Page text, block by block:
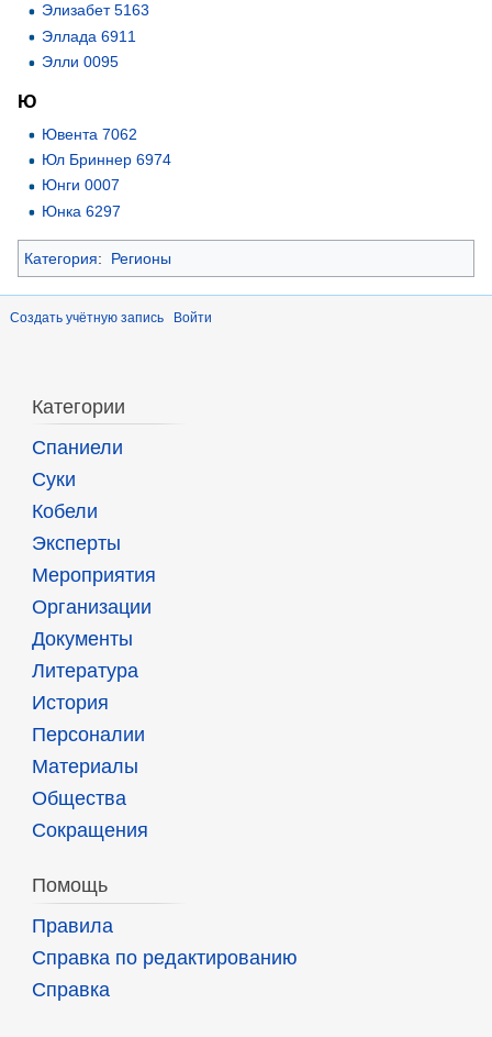
Элизабет 5163
Эллада 6911
Элли 0095
Ю
Ювента 7062
Юл Бриннер 6974
Юнги 0007
Юнка 6297
Категория: Регионы
Создать учётную запись Войти
Категории
Спаниели
Суки
Кобели
Эксперты
Мероприятия
Организации
Документы
Литература
История
Персоналии
Материалы
Общества
Сокращения
Помощь
Правила
Справка по редактированию
Справка